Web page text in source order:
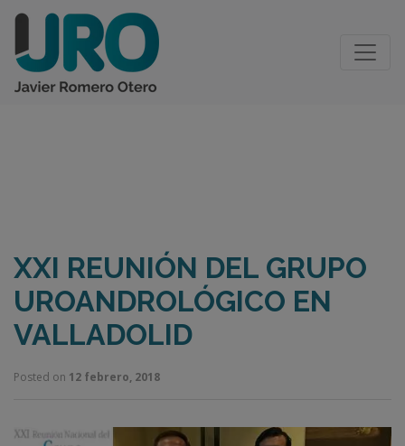
XXI REUNIÓN DEL GRUPO
UROANDROLÓGICO EN
VALLADOLID
Posted on 12 febrero, 2018